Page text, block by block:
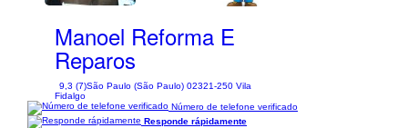
Manoel Reforma E
Reparos
9,3 (7)São Paulo (São Paulo) 02321-250 Vila
Fidalgo
Número de telefone verificado
Responde rápidamente